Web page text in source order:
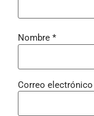
Nombre *
Correo electrónico